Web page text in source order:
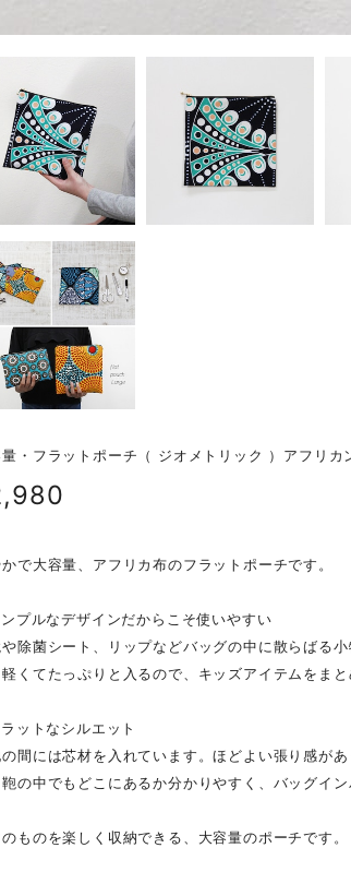
量・フラットポーチ（ ジオメトリック ）アフリ
で大容量、アフリカ布のフラットポーチです。
プルなデザインだからこそ使いやすい
除菌シート、リップなどバッグの中に散らばる
くてたっぷりと入るので、キッズアイテムをま
ットなシルエット
間には芯材を入れています。ほどよい張り感が
の中でもどこにあるか分かりやすく、バッグイ
のものを楽しく収納できる、大容量のポーチです。